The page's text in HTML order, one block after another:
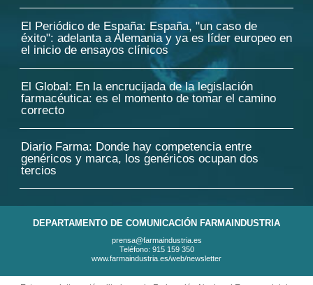
El Periódico de España: España, "un caso de
éxito": adelanta a Alemania y ya es líder europeo en
el inicio de ensayos clínicos
El Global: En la encrucijada de la legislación
farmacéutica: es el momento de tomar el camino
correcto
Diario Farma: Donde hay competencia entre
genéricos y marca, los genéricos ocupan dos
tercios
DEPARTAMENTO DE COMUNICACIÓN FARMAINDUSTRIA
prensa@farmaindustria.es
Teléfono: 915 159 350
www.farmaindustria.es/web/newsletter